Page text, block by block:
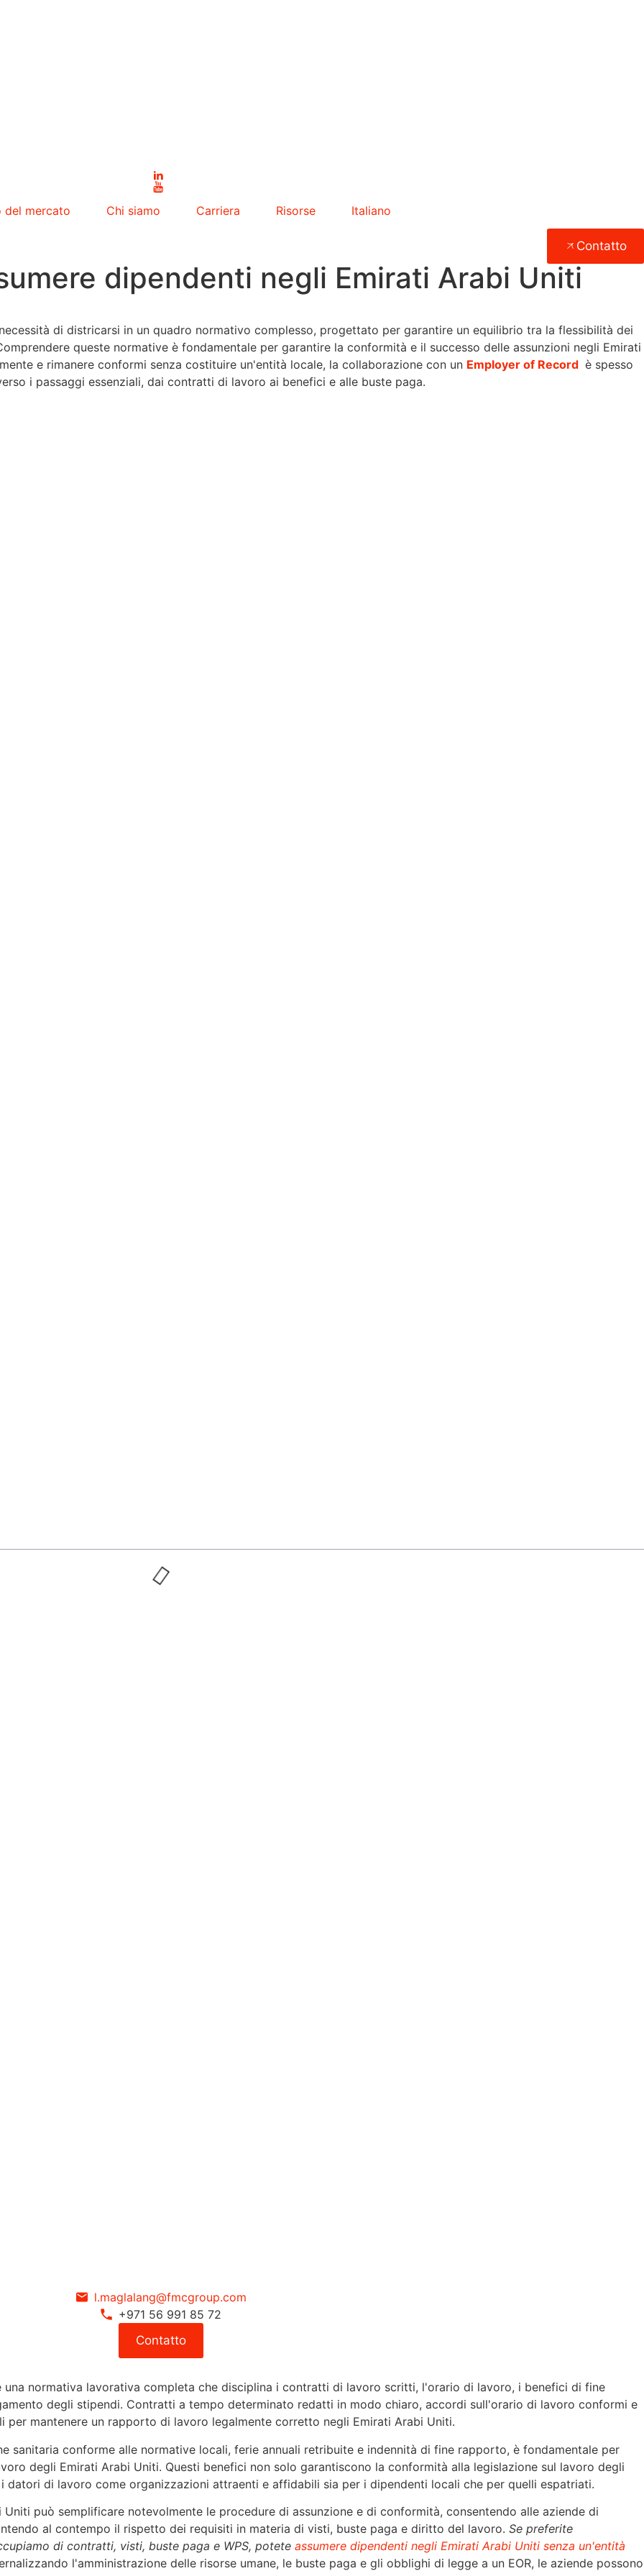
del mercato Chi siamo Carriera Risorse Italiano
Contatto
dipendenti negli Emirati Arabi Uniti
di districarsi in un quadro normativo complesso, progettato per garantire un equilibrio tra la flessibilità dei
queste normative è fondamentale per garantire la conformità e il successo delle assunzioni negli Emirati
e rimanere conformi senza costituire un'entità locale, la collaborazione con un Employer of Record è spesso
i passaggi essenziali, dai contratti di lavoro ai benefici e alle buste paga.
l.maglalang@fmcgroup.com
+971 56 991 85 72
Contatto
normativa lavorativa completa che disciplina i contratti di lavoro scritti, l'orario di lavoro, i benefici di fine
degli stipendi. Contratti a tempo determinato redatti in modo chiaro, accordi sull'orario di lavoro conformi e
per mantenere un rapporto di lavoro legalmente corretto negli Emirati Arabi Uniti.
sanitaria conforme alle normative locali, ferie annuali retribuite e indennità di fine rapporto, è fondamentale per
degli Emirati Arabi Uniti. Questi benefici non solo garantiscono la conformità alla legislazione sul lavoro degli
datori di lavoro come organizzazioni attraenti e affidabili sia per i dipendenti locali che per quelli espatriati.
può semplificare notevolmente le procedure di assunzione e di conformità, consentendo alle aziende di
al contempo il rispetto dei requisiti in materia di visti, buste paga e diritto del lavoro. Se preferite
di contratti, visti, buste paga e WPS, potete assumere dipendenti negli Emirati Arabi Uniti senza un'entità
l'amministrazione delle risorse umane, le buste paga e gli obblighi di legge a un EOR, le aziende possono